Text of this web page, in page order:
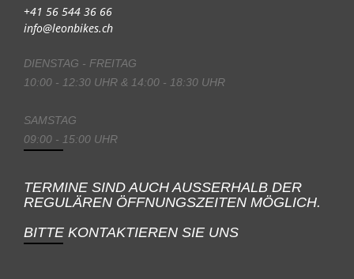
+41 56 544 36 66
info@leonbikes.ch
DIENSTAG - FREITAG
10:00 - 12:30 UHR & 14:00 - 18:30 UHR
SAMSTAG
09:00 - 15:00 UHR
TERMINE SIND AUCH AUSSERHALB DER
REGULÄREN ÖFFNUNGSZEITEN MÖGLICH.
BITTE KONTAKTIEREN SIE UNS